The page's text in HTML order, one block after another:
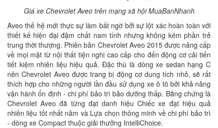
Giá xe Chevrolet Aveo trên mạng xã hội MuaBanNhanh
Aveo thế hệ mới thực sự làm bất ngờ bởi sự lột xác hoàn toàn với
thiết kế hiện đại đậm chất nam tính nhưng không kém phần trẻ
trung thời thượng. Phiên bản Chevrolet Aveo 2015 được nâng cấp
về mọi mặt từ nội thất tiện nghi cao cấp cho đến động cơ cải tiến
tiết kiệm nhiên liệu hiệu quả. Đặc thù là dòng xe sedan hạng C
nên Chevrolet Aveo được trang bị động cơ dung tích nhỏ, sẽ rất
thích hợp cho những người lần đầu sử dụng xe ô tô bởi khả năng
vận hành ổn định - chi phí bảo trì bảo dưỡng thấp. Bằng chứng là
Chevrolet Aveo đã từng đạt danh hiệu Chiếc xe đạt hiệu quả
nhiên liệu tốt nhất năm và Lựa chọn thông minh về chi phí bảo trì
- dòng xe Compact thuộc giải thưởng IntelliChoice.